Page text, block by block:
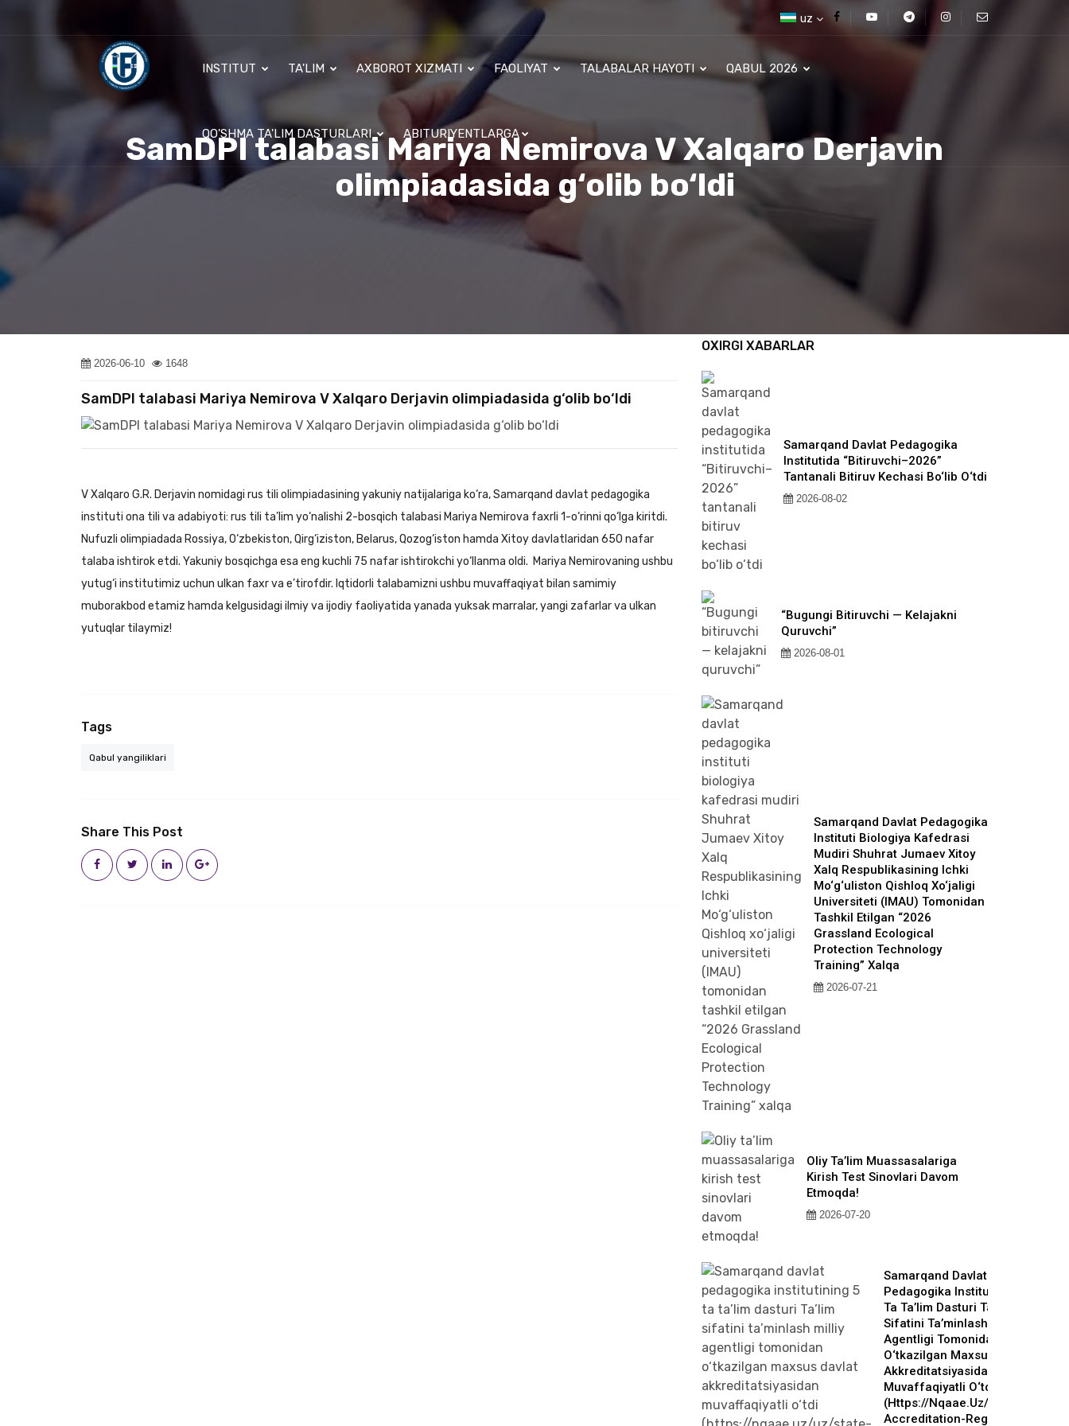
uz
INSTITUT TA'LIM AXBOROT XIZMATI FAOLIYAT TALABALAR HAYOTI QABUL 2026
QO'SHMA TA'LIM DASTURLARI ABITURIYENTLARGA
SamDPI talabasi Mariya Nemirova V Xalqaro Derjavin
olimpiadasida g‘olib bo‘ldi
2026-06-10 1648
SamDPI talabasi Mariya Nemirova V Xalqaro Derjavin olimpiadasida g‘olib bo‘ldi
V Xalqaro G.R. Derjavin nomidagi rus tili olimpiadasining yakuniy natijalariga ko‘ra, Samarqand davlat pedagogika
instituti ona tili va adabiyoti: rus tili ta’lim yo‘nalishi 2-bosqich talabasi Mariya Nemirova faxrli 1-o‘rinni qo‘lga kiritdi.
Nufuzli olimpiadada Rossiya, O‘zbekiston, Qirg‘iziston, Belarus, Qozog‘iston hamda Xitoy davlatlaridan 650 nafar
talaba ishtirok etdi. Yakuniy bosqichga esa eng kuchli 75 nafar ishtirokchi yo‘llanma oldi. Mariya Nemirovaning ushbu
yutug‘i institutimiz uchun ulkan faxr va e’tirofdir. Iqtidorli talabamizni ushbu muvaffaqiyat bilan samimiy
muborakbod etamiz hamda kelgusidagi ilmiy va ijodiy faoliyatida yanada yuksak marralar, yangi zafarlar va ulkan
yutuqlar tilaymiz!
Tags
Qabul yangiliklari
Share This Post
OXIRGI XABARLAR
Samarqand Davlat Pedagogika
Institutida “Bitiruvchi–2026”
Tantanali Bitiruv Kechasi Bo‘lib O‘tdi
2026-08-02
“Bugungi Bitiruvchi — Kelajakni
Quruvchi”
2026-08-01
Samarqand Davlat Pedagogika
Instituti Biologiya Kafedrasi
Mudiri Shuhrat Jumaev Xitoy
Xalq Respublikasining Ichki
Mo‘g‘uliston Qishloq Xo‘jaligi
Universiteti (IMAU) Tomonidan
Tashkil Etilgan “2026
Grassland Ecological
Protection Technology
Training” Xalqa
2026-07-21
Oliy Ta’lim Muassasalariga
Kirish Test Sinovlari Davom
Etmoqda!
2026-07-20
Samarqand Davlat
Pedagogika Institutining 5
Ta Ta’lim Dasturi Ta’lim
Sifatini Ta’minlash Milliy
Agentligi Tomonidan
O‘tkazilgan Maxsus Davlat
Akkreditatsiyasidan
Muvaffaqiyatli O‘tdi
(https://nqaae.uz/uz/state-
Accreditation-Register?qr-